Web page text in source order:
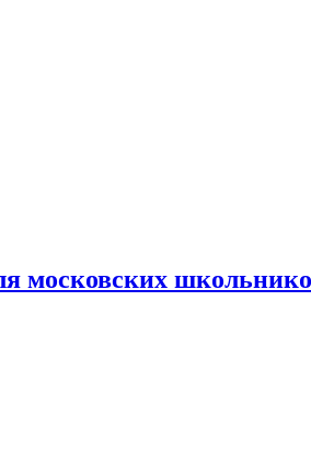
московских